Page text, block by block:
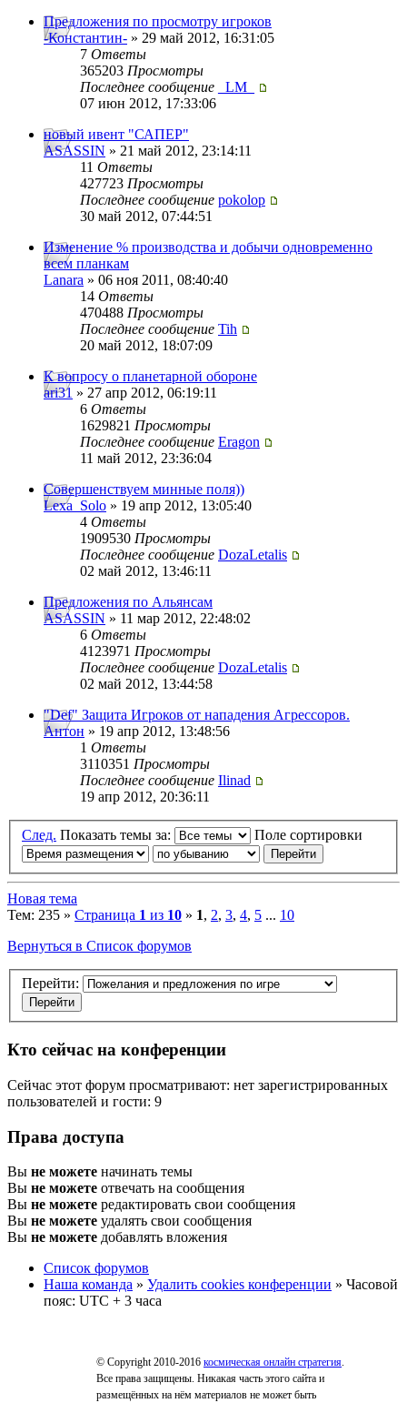
Предложения по просмотру игроков
-Константин- » 29 май 2012, 16:31:05
7 Ответы
365203 Просмотры
Последнее сообщение
_LM_
07 июн 2012, 17:33:06
новый ивент "САПЕР"
ASASSIN » 21 май 2012, 23:14:11
11 Ответы
427723 Просмотры
Последнее сообщение pokolop
30 май 2012, 07:44:51
Изменение % производства и добычи одновременно
всем планкам
Lanara » 06 ноя 2011, 08:40:40
14 Ответы
470488 Просмотры
Последнее сообщение Tih
20 май 2012, 18:07:09
К вопросу о планетарной обороне
ari31 » 27 апр 2012, 06:19:11
6 Ответы
1629821 Просмотры
Последнее сообщение Eragon
11 май 2012, 23:36:04
Совершенствуем минные поля))
Lexa_Solo » 19 апр 2012, 13:05:40
4 Ответы
1909530 Просмотры
Последнее сообщение DozaLetalis
02 май 2012, 13:46:11
Предложения по Альянсам
ASASSIN » 11 мар 2012, 22:48:02
6 Ответы
4123971 Просмотры
Последнее сообщение DozaLetalis
02 май 2012, 13:44:58
"Def" Защита Игроков от нападения Агрессоров.
Антон » 19 апр 2012, 13:48:56
1 Ответы
3110351 Просмотры
Последнее сообщение Ilinad
19 апр 2012, 20:36:11
След. Показать темы за: Поле сортировки
Новая тема
Тем: 235 » Страница 1 из 10 » 1, 2, 3, 4, 5 ... 10
Вернуться в Список форумов
Перейти:
Кто сейчас на конференции
Сейчас этот форум просматривают: нет зарегистрированных
пользователей и гости: 9
Права доступа
Вы не можете начинать темы
Вы не можете отвечать на сообщения
Вы не можете редактировать свои сообщения
Вы не можете удалять свои сообщения
Вы не можете добавлять вложения
Список форумов
Наша команда » Удалить cookies конференции » Часовой
пояс: UTC + 3 часа
© Copyright 2010-2016 космическая онлайн стратегия.
Все права защищены. Никакая часть этого сайта и
размещённых на нём материалов не может быть